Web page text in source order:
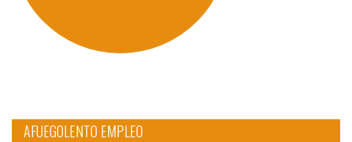
AFUEGOLENTO EMPLEO